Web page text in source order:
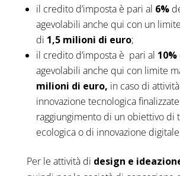
il credito d’imposta è pari al 6%
agevolabili anche qui con un
di 1,5 milioni di euro;
il credito d’imposta è pari al 10%
agevolabili anche qui con limite
milioni di euro, in caso di
innovazione tecnologica
raggiungimento di un obiettivo di
ecologica o di innovazione
Per le attività di design e